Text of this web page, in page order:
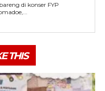
di konser FYP
THIS